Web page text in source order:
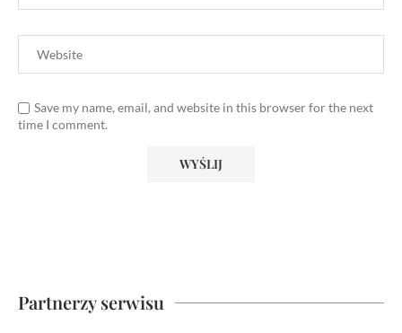
Save my name, email, and website in this browser for the next
time I comment.
Partnerzy serwisu